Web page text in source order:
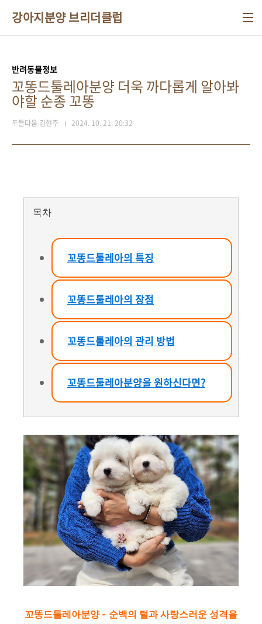
강아지분양 브리더클럽
반려동물정보
꼬똥드툴레아분양 더욱 까다롭게 알아봐
야할 순종 꼬똥
두들다움 김현주 2024. 10. 21. 20:32
목차
꼬똥드툴레아의 특징
꼬똥드툴레아의 장점
꼬똥드툴레아의 관리 방법
꼬똥드툴레아분양을 원하신다면?
꼬똥드툴레아분양 - 순백의 털과 사랑스러운 성격을